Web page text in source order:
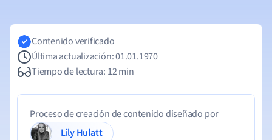
Contenido verificado
Última actualización: 01.01.1970
Tiempo de lectura: 12 min
Proceso de creación de contenido diseñado por
Lily Hulatt